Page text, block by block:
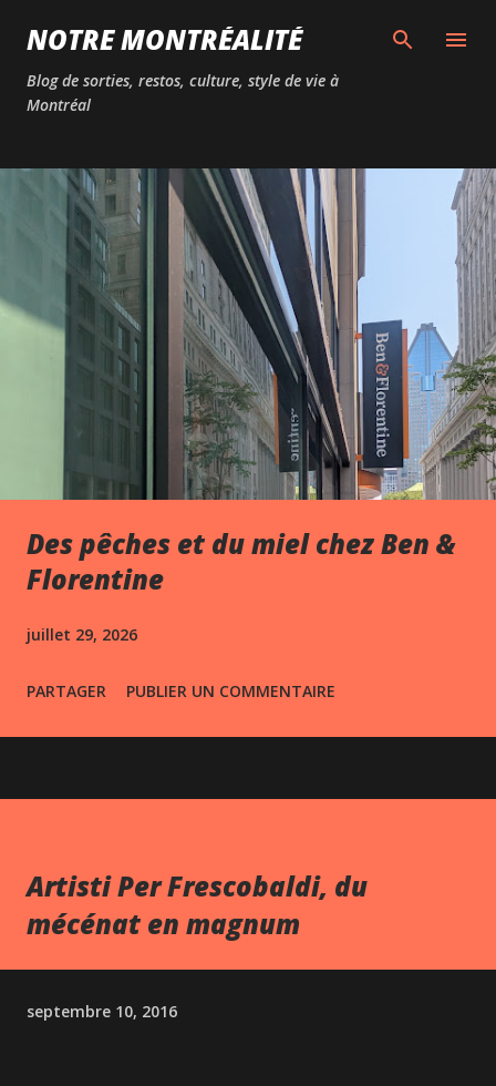
Passer au contenu principal
NOTRE MONTRÉALITÉ
Blog de sorties, restos, culture, style de vie à
Montréal
Des pêches et du miel chez Ben &
Florentine
juillet 29, 2026
PARTAGER PUBLIER UN COMMENTAIRE
Artisti Per Frescobaldi, du
mécénat en magnum
septembre 10, 2016